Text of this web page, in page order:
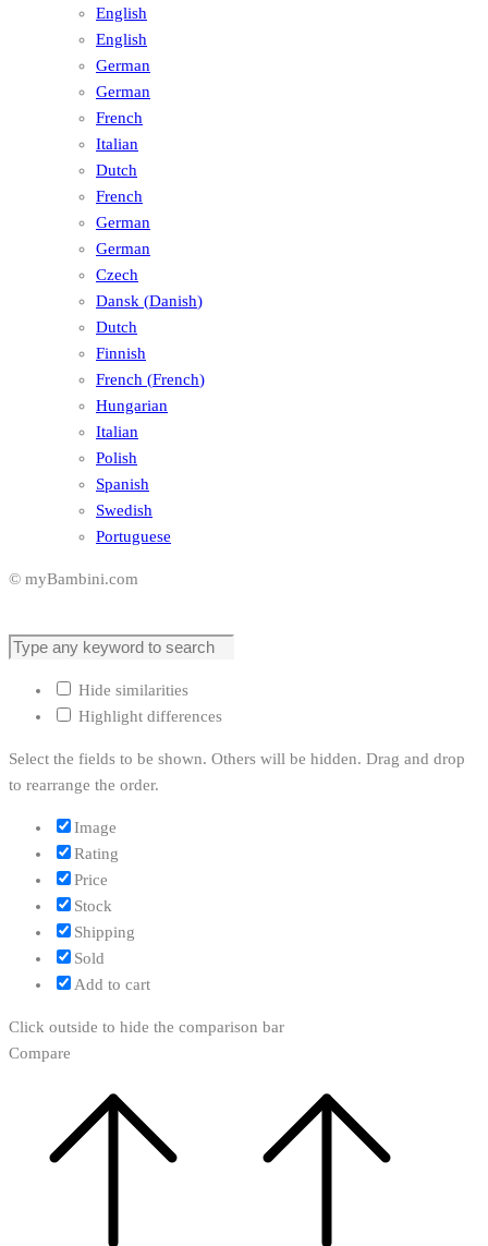
English
English
German
German
French
Italian
Dutch
French
German
German
Czech
Dansk (Danish)
Dutch
Finnish
French (French)
Hungarian
Italian
Polish
Spanish
Swedish
Portuguese
© myBambini.com
Hide similarities
Highlight differences
Select the fields to be shown. Others will be hidden. Drag and drop
to rearrange the order.
Image
Rating
Price
Stock
Shipping
Sold
Add to cart
Click outside to hide the comparison bar
Compare